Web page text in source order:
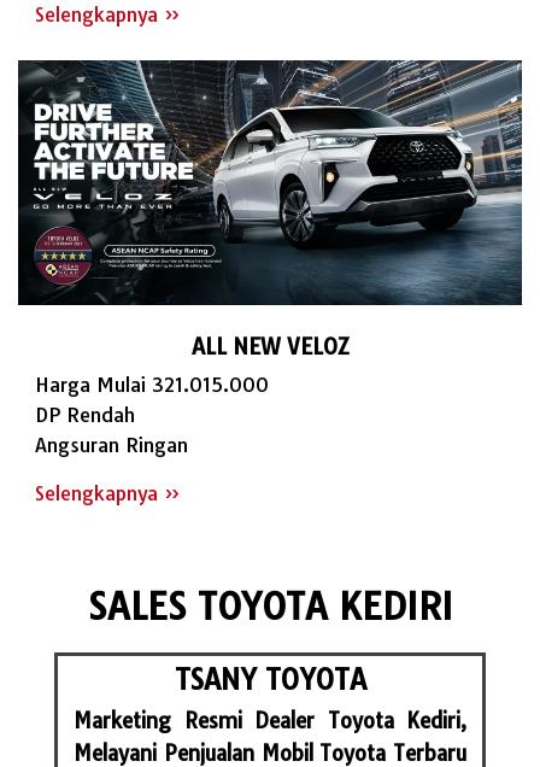
Selengkapnya »
ALL NEW VELOZ
Harga Mulai 321.015.000
DP Rendah
Angsuran Ringan
Selengkapnya »
SALES TOYOTA KEDIRI
TSANY TOYOTA
Marketing Resmi Dealer Toyota Kediri,
Melayani Penjualan Mobil Toyota Terbaru